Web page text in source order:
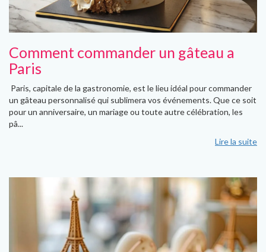
Comment commander un gâteau a
Paris
Paris, capitale de la gastronomie, est le lieu idéal pour commander
un gâteau personnalisé qui sublimera vos événements. Que ce soit
pour un anniversaire, un mariage ou toute autre célébration, les
pâ...
Lire la suite